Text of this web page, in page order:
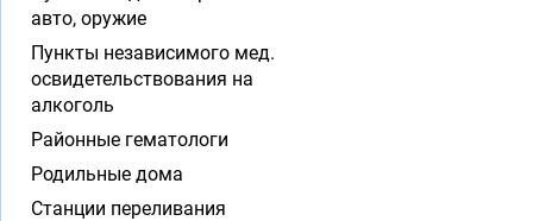
авто, оружие
Пункты независимого мед.
освидетельствования на
алкоголь
Районные гематологи
Родильные дома
Станции переливания